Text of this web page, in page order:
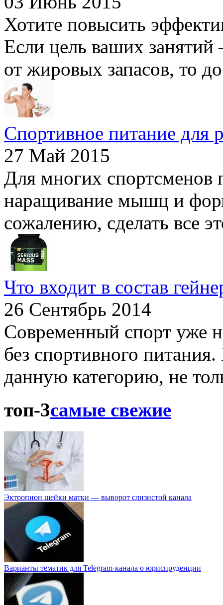
Хотите повысить
Если цель ваших занятий
от жировых запасов, то
Спортивное питание для
27 Май 2015
Для многих спортсменов
наращивание мышц и
сожалению, сделать все
Что входит в состав
26 Сентябрь 2014
Современный спорт уже
без спортивного
данную категорию, не
топ-3самые свежие
Эктропион шейки матки — выворот слизистой канала
Варианты тематик для Telegram-канала о юриспруденции